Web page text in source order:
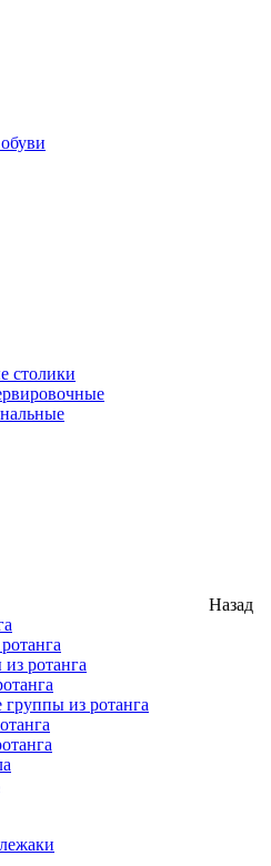
столики
Назад
ротанга
из ротанга